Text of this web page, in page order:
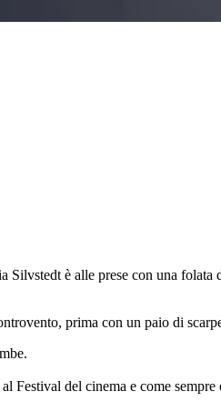
è alle prese con una
prima con un paio di
Festival del cinema e come